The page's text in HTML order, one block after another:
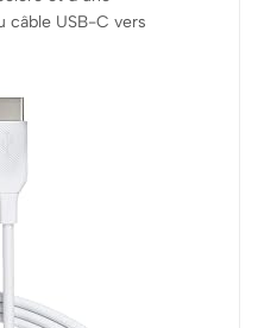
câble USB-C vers